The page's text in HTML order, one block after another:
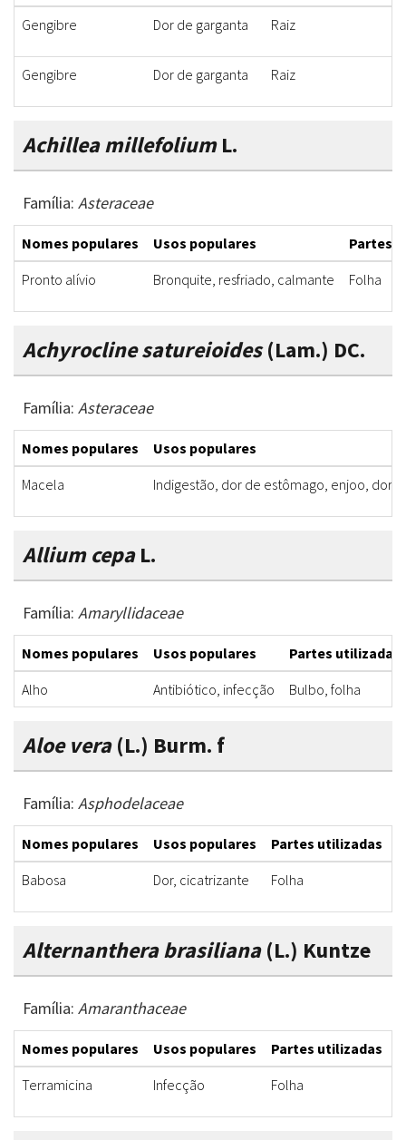
Gengibre
Dor de garganta Raiz
Gengibre Dor de garganta Raiz
Achillea millefoliumL.
Família: Asteraceae
Nomes populares Usos populares
Partes
Pronto alívio
Bronquite, resfriado, calmante Folha
Achyrocline satureioides(Lam.) DC.
Família: Asteraceae
Nomes populares
Usos populares
Macela
Indigestão, dor de estômago, enjoo, dor
Allium cepaL.
Família: Amaryllidaceae
Nomes populares Usos populares
Partes utilizadas
Alho
Antibiótico, infecção Bulbo, folha
Aloe vera(L.) Burm. f
Família: Asphodelaceae
Nomes populares Usos populares Partes utilizadas
Babosa
Dor, cicatrizante Folha
Alternanthera brasiliana(L.) Kuntze
Família: Amaranthaceae
Nomes populares Usos populares Partes utilizadas
Terramicina
Infecção Folha